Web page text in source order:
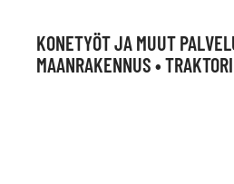
KONETYÖT JA MUUT
MAANRAKENNUS •